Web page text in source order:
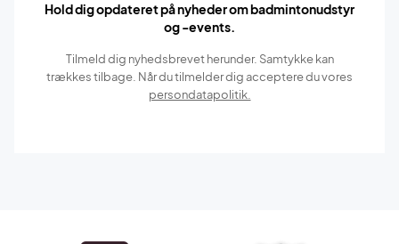
Hold dig opdateret på nyheder om badmintonudstyr
og -events.
Tilmeld dig nyhedsbrevet herunder. Samtykke kan
trækkes tilbage. Når du tilmelder dig acceptere du vores
persondatapolitik.